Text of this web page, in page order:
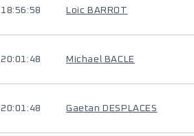
18:56:58 Loic BARROT
20:01:48 Michael BACLE
20:01:48 Gaetan DESPLACES